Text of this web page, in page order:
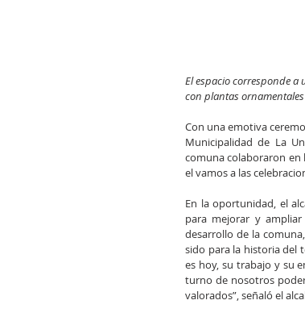
El espacio corresponde
con plantas ornamentales
Con una emotiva
Municipalidad de La
comuna colaboraron en
el vamos a las
En la oportunidad, el
para mejorar y
desarrollo de la
sido para la historia del
es hoy, su trabajo y su
turno de nosotros
valorados”, señaló el